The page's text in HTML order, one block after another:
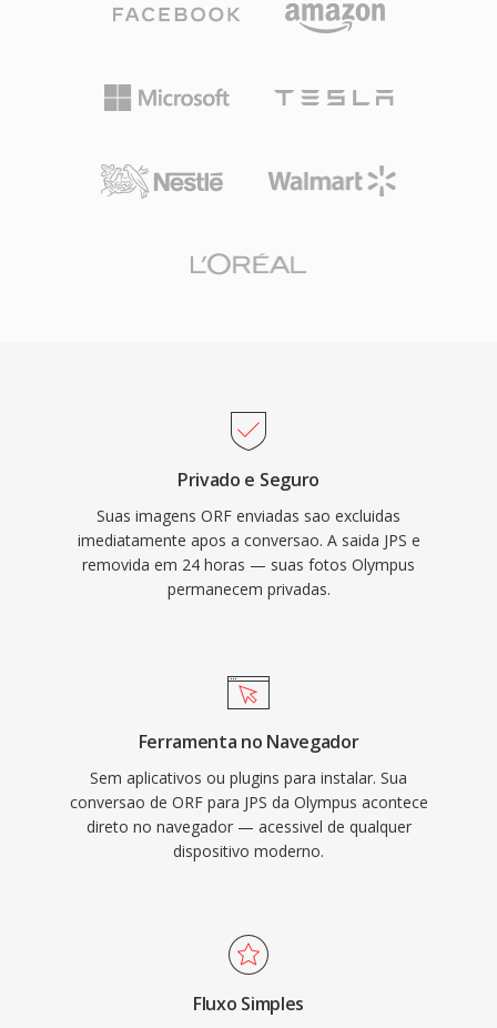
Privado e Seguro
Suas imagens ORF enviadas sao excluidas
imediatamente apos a conversao. A saida JPS e
removida em 24 horas — suas fotos Olympus
permanecem privadas.
Ferramenta no Navegador
Sem aplicativos ou plugins para instalar. Sua
conversao de ORF para JPS da Olympus acontece
direto no navegador — acessivel de qualquer
dispositivo moderno.
Fluxo Simples